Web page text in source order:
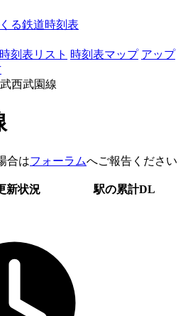
る鉄道時刻表
時刻表リスト 時刻表マップ アップ
西武園線
合はフォーラムへご報告ください
新状況 駅の累計DL